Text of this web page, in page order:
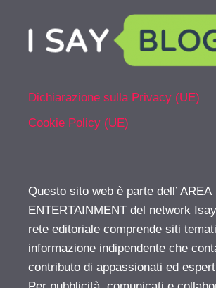
Dichiarazione sulla Privacy (UE)
Cookie Policy (UE)
Questo sito web è parte dell’ AREA
ENTERTAINMENT del network
rete editoriale comprende siti
informazione indipendente che
contributo di appassionati ed